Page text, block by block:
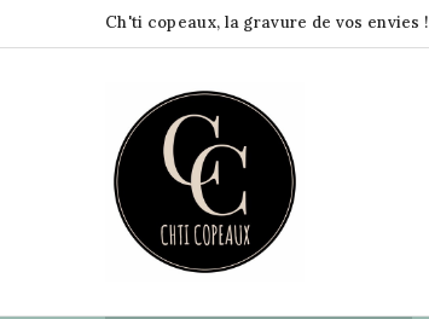
Ch'ti copeaux, la gravure de vos envies !